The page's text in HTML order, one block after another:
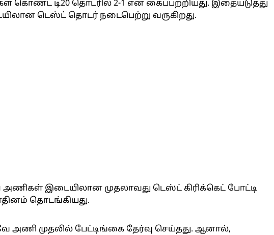
கொண்ட டி20 தொடரில் 2-1 என கைப்பற்றியது. இதையடுத்து
டெஸ்ட் தொடர் நடைபெற்று வருகிறது.
அணிகள் இடையிலான முதலாவது டெஸ்ட் கிரிக்கெட் போட்டி
தொடங்கியது.
அணி முதலில் பேட்டிங்கை தேர்வு செய்தது. ஆனால்,